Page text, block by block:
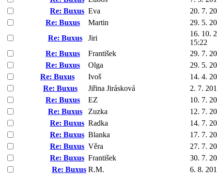
Re: Buxus Eva
20. 7.
Re: Buxus
Martin
29. 5.
Re: Buxus
Jiri
16. 10.
15:22
Re: Buxus
František
29. 7.
Re: Buxus
Olga
29. 5.
Re: Buxus
Ivoš
14. 4.
Re: Buxus
Jiřina Jirásková
2. 7.
Re: Buxus
EZ
10. 7.
Re: Buxus
Zuzka
12. 7.
Re: Buxus Radka
14. 7.
Re: Buxus Blanka
17. 7.
Re: Buxus Věra
27. 7.
Re: Buxus František
30. 7.
Re: Buxus R.M.
6. 8.